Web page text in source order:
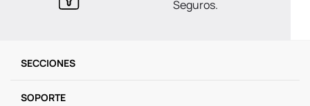
Seguros.
SECCIONES
SOPORTE